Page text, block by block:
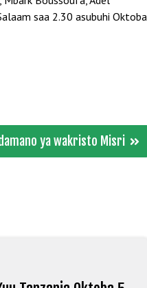
saa 2.30 asubuhi Oktoba
ya wakristo Misri